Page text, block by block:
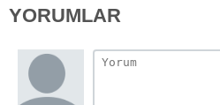
YORUMLAR